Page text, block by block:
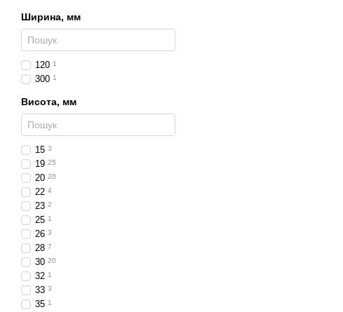
Ширина, мм
120 1
300 1
Висота, мм
15 3
19 25
20 20
22 4
23 2
25 1
26 3
28 7
30 20
32 1
33 3
35 1